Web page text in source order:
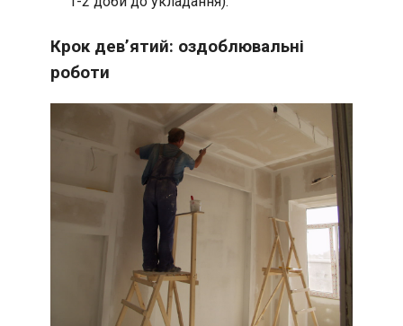
Крок дев’ятий: оздоблювальні
роботи